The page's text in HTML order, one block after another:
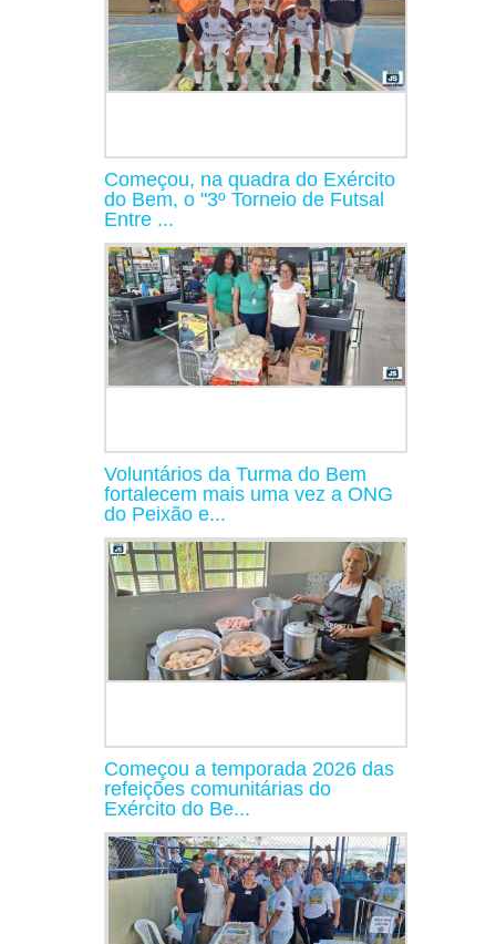
Começou, na quadra do Exército
do Bem, o "3º Torneio de Futsal
Entre ...
Voluntários da Turma do Bem
fortalecem mais uma vez a ONG
do Peixão e...
Começou a temporada 2026 das
refeições comunitárias do
Exército do Be...